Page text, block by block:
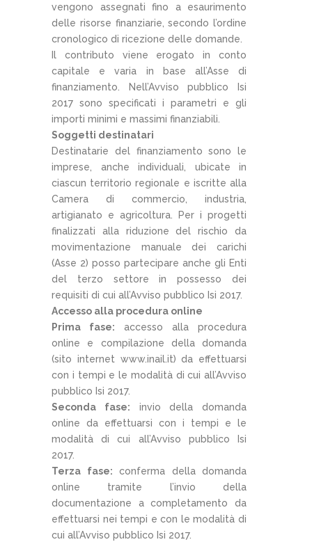
vengono assegnati fino a esaurimento
delle risorse finanziarie, secondo l’ordine
cronologico di ricezione delle domande.
Il contributo viene erogato in conto
capitale e varia in base all’Asse di
finanziamento. Nell’Avviso pubblico Isi
2017 sono specificati i parametri e gli
importi minimi e massimi finanziabili.
Soggetti destinatari
Destinatarie del finanziamento sono le
imprese, anche individuali, ubicate in
ciascun territorio regionale e iscritte alla
Camera di commercio, industria,
artigianato e agricoltura. Per i progetti
finalizzati alla riduzione del rischio da
movimentazione manuale dei carichi
(Asse 2) posso partecipare anche gli Enti
del terzo settore in possesso dei
requisiti di cui all’Avviso pubblico Isi 2017.
Accesso alla procedura online
Prima fase: accesso alla procedura
online e compilazione della domanda
(sito internet www.inail.it) da effettuarsi
con i tempi e le modalità di cui all’Avviso
pubblico Isi 2017.
Seconda fase: invio della domanda
online da effettuarsi con i tempi e le
modalità di cui all’Avviso pubblico Isi
2017.
Terza fase: conferma della domanda
online tramite l’invio della
documentazione a completamento da
effettuarsi nei tempi e con le modalità di
cui all’Avviso pubblico Isi 2017.